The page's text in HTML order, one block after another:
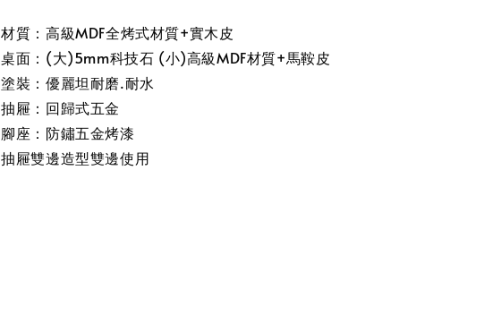
材質：高級MDF全烤式材質+實木皮
桌面：(大)5mm科技石 (小)高級MDF材質+馬鞍皮
塗裝：優麗坦耐磨.耐水
抽屜：回歸式五金
腳座：防鏽五金烤漆
抽屜雙邊造型雙邊使用